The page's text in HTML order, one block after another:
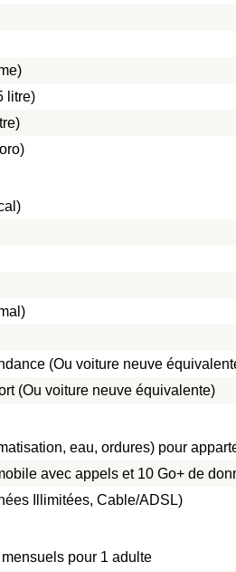
litre)
(Ou voiture neuve
(Ou voiture neuve équivalente)
eau, ordures) pour
avec appels et 10 Go+ de
Illimitées, Cable/ADSL)
pour 1 adulte